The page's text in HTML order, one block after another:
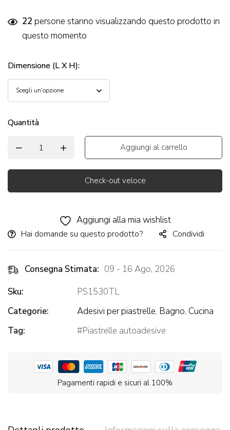
22 persone stanno visualizzando questo prodotto in
questo momento
Dimensione (L X H):
Quantità
Aggiungi al carrello
Check-out veloce
Aggiungi alla mia wishlist
Hai domande su questo prodotto? Condividi
Consegna Stimata: 09 - 16 Ago, 2026
Sku:
PS1530TL
Categorie:
Adesivi per piastrelle, Bagno, Cucina
Tag:
Piastrelle autoadesive
Pagamenti rapidi e sicuri al 100%